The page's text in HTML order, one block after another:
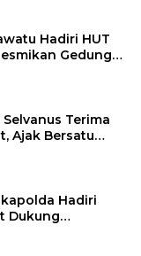
Hadiri HUT
Gedung
Terima
Ajak Bersatu
Hadiri
Dukung